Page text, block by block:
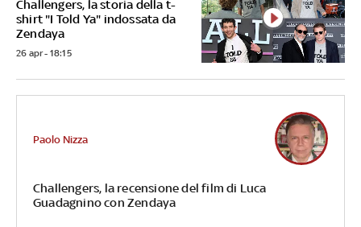
Challengers, la storia della t-
shirt "I Told Ya" indossata da
Zendaya
26 apr - 18:15
Challengers, la recensione del film di Luca
Guadagnino con Zendaya
Paolo Nizza